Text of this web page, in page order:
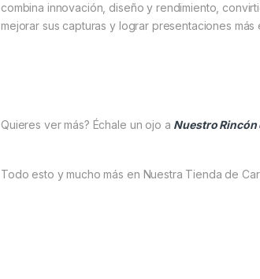
combina innovación, diseño y rendimiento,
mejorar sus capturas y lograr presentaciones más
Quieres ver más? Échale un ojo a Nuestro Rincón
Todo esto y mucho más en Nuestra Tienda de